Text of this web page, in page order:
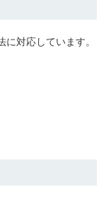
対応しています。